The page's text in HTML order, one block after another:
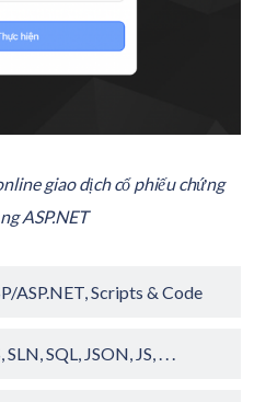
giao dịch cổ phiếu chứng
ASP.NET
ASP.NET Scripts & Code
SLN, SQL, JSON, JS, . . .